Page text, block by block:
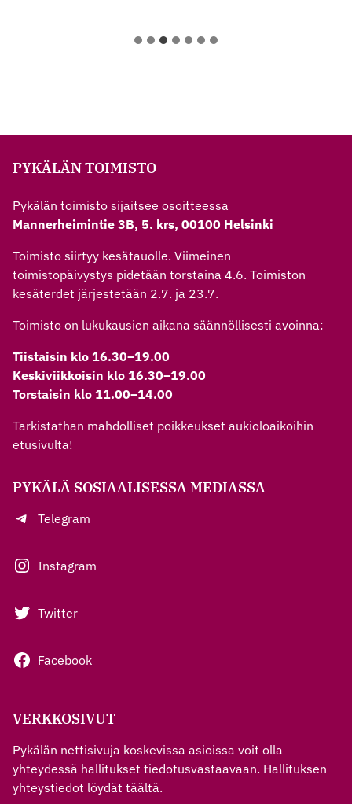
PYKÄLÄN TOIMISTO
Pykälän toimisto sijaitsee osoitteessa
Mannerheimintie 3B, 5. krs, 00100 Helsinki
Toimisto siirtyy kesätauolle. Viimeinen
toimistopäivystys pidetään torstaina 4.6. Toimiston
kesäterdet järjestetään 2.7. ja 23.7.
Toimisto on lukukausien aikana säännöllisesti avoinna:
Tiistaisin klo 16.30–19.00
Keskiviikkoisin klo 16.30–19.00
Torstaisin klo 11.00–14.00
Tarkistathan mahdolliset poikkeukset aukioloaikoihin
etusivulta!
PYKÄLÄ SOSIAALISESSA MEDIASSA
Telegram
Instagram
Twitter
Facebook
VERKKOSIVUT
Pykälän nettisivuja koskevissa asioissa voit olla
yhteydessä hallitukset tiedotusvastaavaan. Hallituksen
yhteystiedot löydät täältä.